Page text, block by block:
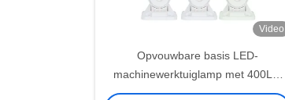
Video
Opvouwbare basis LED-
machinewerktuiglamp met 400Lm
lichtstroom en > 90dB buzzersignaal